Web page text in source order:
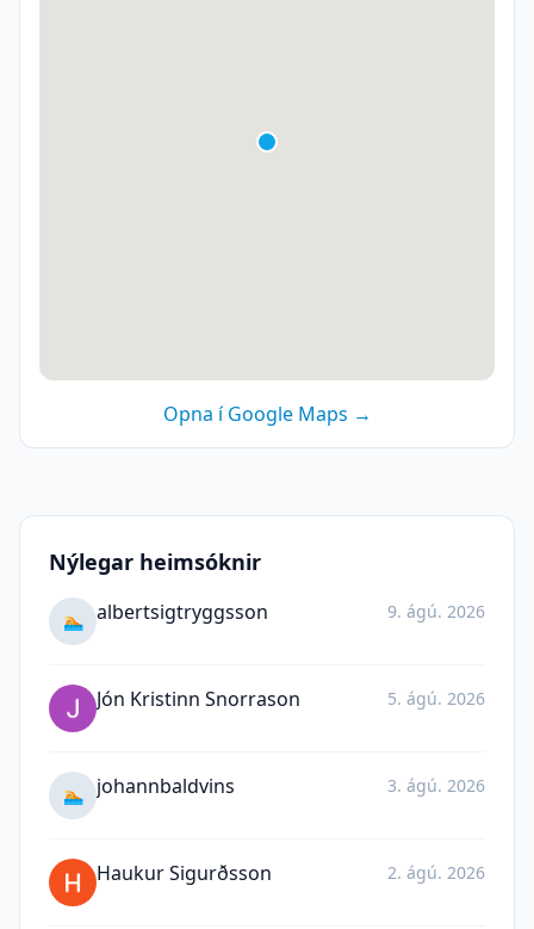
Opna í Google Maps →
Nýlegar heimsóknir
🏊 albertsigtryggsson 9. ágú. 2026
Jón Kristinn Snorrason 5. ágú. 2026
🏊 johannbaldvins 3. ágú. 2026
Haukur Sigurðsson 2. ágú. 2026